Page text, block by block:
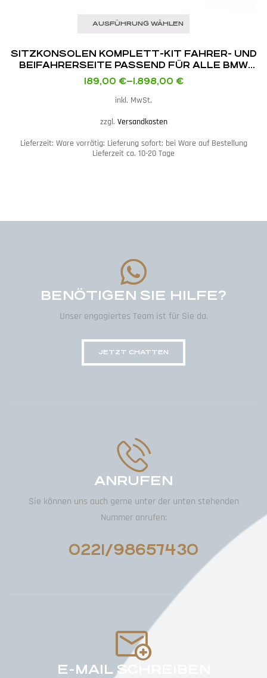
AUSFÜHRUNG WÄHLEN
SITZKONSOLEN KOMPLETT-KIT FAHRER- UND
BEIFAHRERSEITE PASSEND FÜR ALLE BMW
E8X / E9X / F8X / MINI F5X MIT RECARO POLE
POSITION / SPG XL / SPG
189,00 €–1.898,00 €
inkl. MwSt.
zzgl. Versandkosten
Lieferzeit: Ware vorrätig: Lieferung sofort; bei Ware auf Bestellung
Lieferzeit ca. 10-20 Tage
BENÖTIGEN SIE HILFE?
Unser engagiertes Team ist für Sie da.
JETZT CHATTEN
ANRUFEN
Sie können uns auch gerne unter der unten stehenden
Nummer anrufen:
0221/98657430
E-MAIL SCHREIBEN